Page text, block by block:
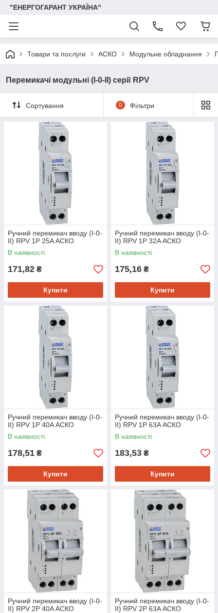
"ЕНЕРГОГАРАНТ УКРАЇНА"
Товари та послуги АСКО Модульне обладнання
Перемикачі модульні (І-0-ІІ) серії RPV
Сортування 0 Фільтри
Ручний перемикач вводу (І-0-
ІІ) RPV 1P 25A АСКО
В наявності
171,82 ₴
Купити
Ручний перемикач вводу (І-0-
ІІ) RPV 1P 32A АСКО
В наявності
175,16 ₴
Купити
Ручний перемикач вводу (І-0-
ІІ) RPV 1P 40A АСКО
В наявності
178,51 ₴
Купити
Ручний перемикач вводу (І-0-
ІІ) RPV 1P 63A АСКО
В наявності
183,53 ₴
Купити
Ручний перемикач вводу (І-0-
ІІ) RPV 2P 40A АСКО
Ручний перемикач вводу (І-0-
ІІ) RPV 2P 63A АСКО